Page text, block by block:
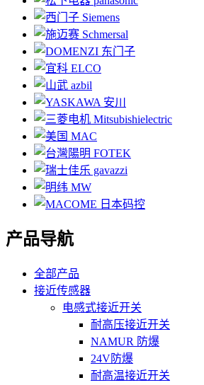
产品导航
全部产品
接近传感器
电感式接近开关
耐高压接近开关
NAMUR 防爆
24V防爆
耐高温接近开关